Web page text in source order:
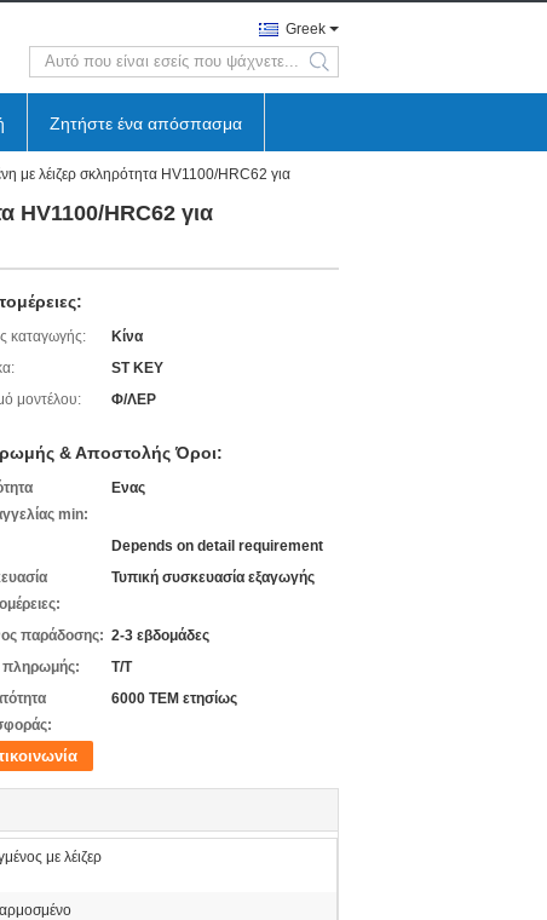
Greek
search
Ζητήστε ένα απόσπασμα
με λέιζερ σκληρότητα HV1100/HRC62 για
HV1100/HRC62 για
καταγωγής:
Κίνα
ST KEY
μοντέλου:
Φ/ΛΕΡ
& Αποστολής Όροι:
min:
Ενας
Depends on detail requirement
Τυπική συσκευασία εξαγωγής
παράδοσης: 2-3 εβδομάδες
πληρωμής:
T/T
6000 ΤΕΜ ετησίως
με λέιζερ